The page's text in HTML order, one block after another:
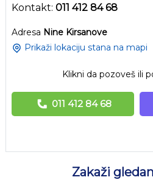
Kontakt: 011 412 84 68
Adresa Nine Kirsanove
Prikaži lokaciju stana na mapi
Klikni da pozoveš ili
011 412 84 68
Zakaži